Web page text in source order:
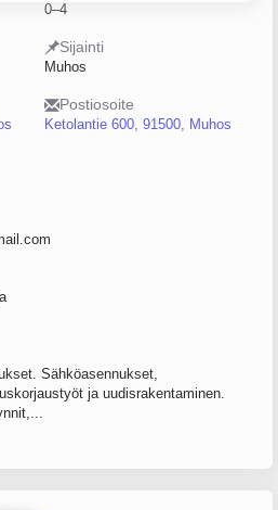
0–4
Sijainti
Muhos
Postiosoite
Ketolantie 600, 91500, Muhos
Sähköasennukset,
ja uudisrakentaminen.